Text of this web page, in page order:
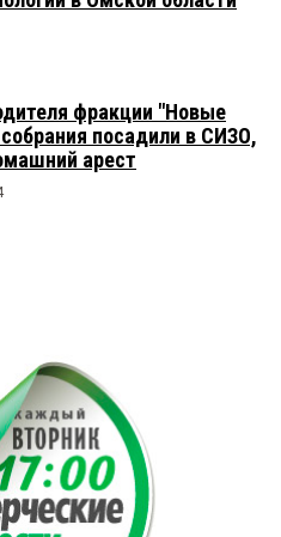
фракции "Новые
посадили в СИЗО,
арест